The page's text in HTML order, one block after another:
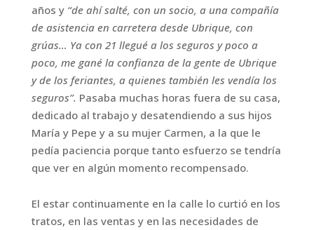
años y“de ahí salté, con un socio, a una compañía
de asistencia en carretera desde Ubrique, con
grúas… Ya con 21 llegué a los seguros y poco a
poco, me gané la confianza de la gente de Ubrique
y de los feriantes, a quienes también les vendía los
seguros”. Pasaba muchas horas fuera de su casa,
dedicado al trabajo y desatendiendo a sus hijos
María y Pepe y a su mujer Carmen, a la que le
pedía paciencia porque tanto esfuerzo se tendría
que ver en algún momento recompensado.
El estar continuamente en la calle lo curtió en los
tratos, en las ventas y en las necesidades de